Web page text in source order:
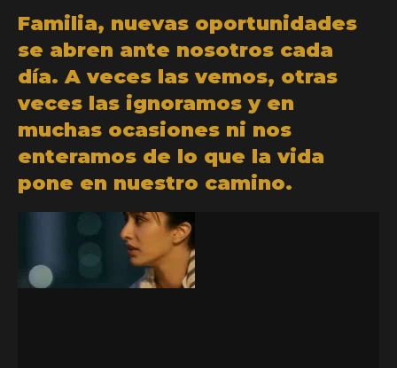
Familia, nuevas oportunidades
se abren ante nosotros cada
día. A veces las vemos, otras
veces las ignoramos y en
muchas ocasiones ni nos
enteramos de lo que la vida
pone en nuestro camino.